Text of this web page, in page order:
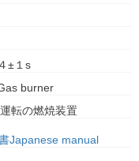
±１s
burner
転の燃焼装置
Japanese manual